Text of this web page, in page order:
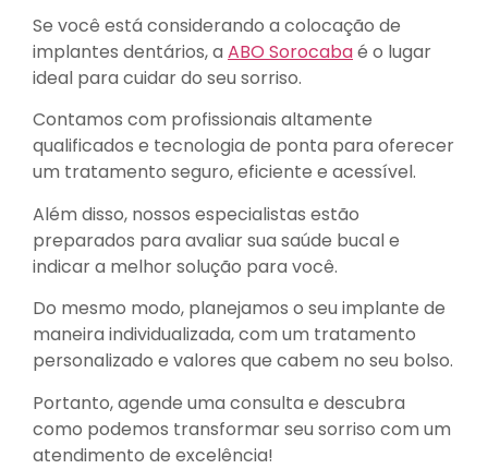
Se você está considerando a colocação de
implantes dentários, a ABO Sorocabaé o lugar
ideal para cuidar do seu sorriso.
Contamos com profissionais altamente
qualificados e tecnologia de ponta para oferecer
um tratamento seguro, eficiente e acessível.
Além disso, nossos especialistas estão
preparados para avaliar sua saúde bucal e
indicar a melhor solução para você.
Do mesmo modo, planejamos o seu implante de
maneira individualizada, com um tratamento
personalizado e valores que cabem no seu bolso.
Portanto, agende uma consulta e descubra
como podemos transformar seu sorriso com um
atendimento de excelência!